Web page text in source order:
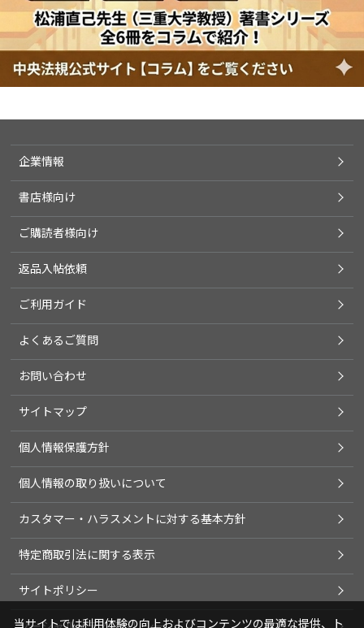
企業情報
書店様向け
ご購読者様向け
返品入帖依頼
ご利用ガイド
よくあるご質問
お問い合わせ
サイトマップ
個人情報保護方針
個人情報の取り扱いについて
カスタマー・ハラスメントに対する基本方針
特定商取引法に関する表示
サイトポリシー
当サイトでは利用体験の向上およびコンテンツの最適な提供、ト